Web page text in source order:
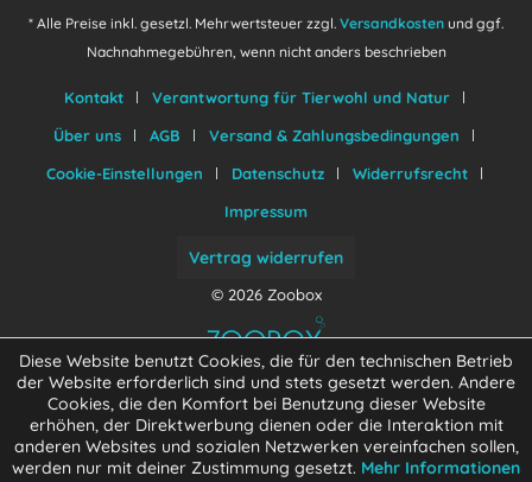
* Alle Preise inkl. gesetzl. Mehrwertsteuer zzgl. Versandkosten und ggf.
Nachnahmegebühren, wenn nicht anders beschrieben
Kontakt
Verantwortung für Tierwohl und Natur
Über uns
AGB
Versand & Zahlungsbedingungen
Cookie-Einstellungen
Datenschutz
Widerrufsrecht
Impressum
Vertrag widerrufen
© 2026 Zoobox
Diese Website benutzt Cookies, die für den technischen Betrieb
der Website erforderlich sind und stets gesetzt werden. Andere
Cookies, die den Komfort bei Benutzung dieser Website
erhöhen, der Direktwerbung dienen oder die Interaktion mit
anderen Websites und sozialen Netzwerken vereinfachen sollen,
werden nur mit deiner Zustimmung gesetzt. Mehr Informationen